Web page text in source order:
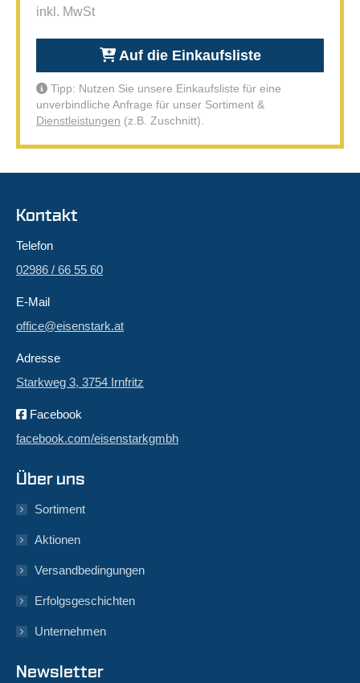
inkl. MwSt
Auf die Einkaufsliste
Tipp: Nutzen Sie unsere Einkaufsliste für eine
unverbindliche Anfrage für unser Sortiment &
Dienstleistungen (z.B. Zuschnitt).
Kontakt
Telefon
02986 / 66 55 60
E-Mail
office@eisenstark.at
Adresse
Starkweg 3, 3754 Irnfritz
Facebook
facebook.com/eisenstarkgmbh
Über uns
Sortiment
Aktionen
Versandbedingungen
Erfolgsgeschichten
Unternehmen
Newsletter